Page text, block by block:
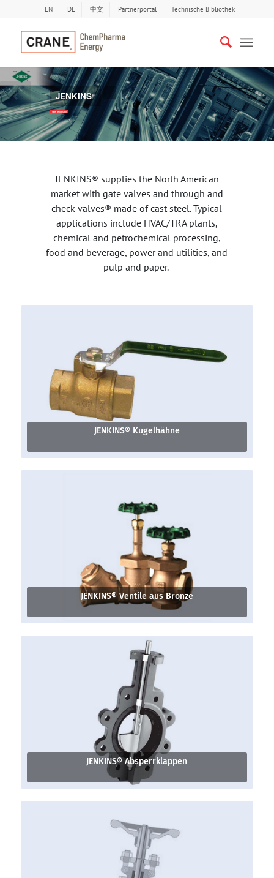
EN DE 中文 Partnerportal Technische Bibliothek
JENKINS®
Weiterlesen
Bisherige
JENKINS® supplies the North American
market with gate valves and through and
check valves® made of cast steel. Typical
applications include HVAC/TRA plants,
chemical and petrochemical processing,
food and beverage, power and utilities, and
pulp and paper.
JENKINS® Kugelhähne
JENKINS® Ventile aus Bronze
JENKINS® Absperrklappen